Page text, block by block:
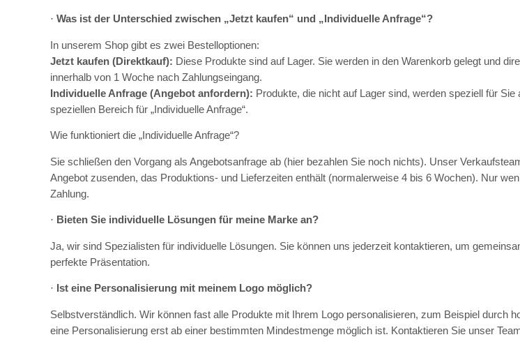
· Was ist der Unterschied zwischen „Jetzt kaufen“ und „Individuelle Anfrage“?
In unserem Shop gibt es zwei Bestelloptionen:
Jetzt kaufen (Direktkauf): Diese Produkte sind auf Lager. Sie werden in den Warenkorb gelegt und
innerhalb von 1 Woche nach Zahlungseingang.
Individuelle Anfrage (Angebot anfordern): Produkte, die nicht auf Lager sind, werden speziell für
speziellen Bereich für „Individuelle Anfrage“.
Wie funktioniert die „Individuelle Anfrage“?
Sie schließen den Vorgang als Angebotsanfrage ab (hier bezahlen Sie noch nichts). Unser
Angebot zusenden, das Produktions- und Lieferzeiten enthält (normalerweise 4 bis 6 Wochen). Nur
Zahlung.
· Bieten Sie individuelle Lösungen für meine Marke an?
Ja, wir sind Spezialisten für individuelle Lösungen. Sie können uns jederzeit kontaktieren, um
perfekte Präsentation.
· Ist eine Personalisierung mit meinem Logo möglich?
Selbstverständlich. Wir können fast alle Produkte mit Ihrem Logo personalisieren, zum Beispiel durch
eine Personalisierung erst ab einer bestimmten Mindestmenge möglich ist. Kontaktieren Sie unser